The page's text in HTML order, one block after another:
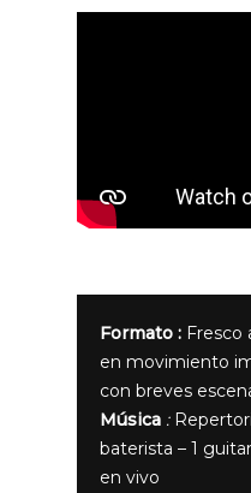
Formato : Fresco
en movimiento
con breves
Música :
baterista – 1
en vivo